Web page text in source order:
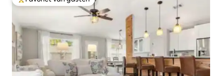
Topfavoriet van gasten